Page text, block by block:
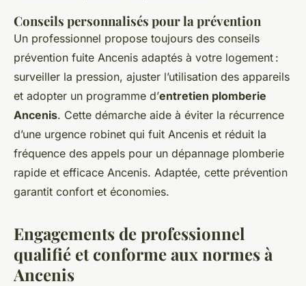
Conseils personnalisés pour la prévention
Un professionnel propose toujours des conseils
prévention fuite Ancenis adaptés à votre logement :
surveiller la pression, ajuster l’utilisation des appareils
et adopter un programme d’entretien plomberie
Ancenis. Cette démarche aide à éviter la récurrence
d’une urgence robinet qui fuit Ancenis et réduit la
fréquence des appels pour un dépannage plomberie
rapide et efficace Ancenis. Adaptée, cette prévention
garantit confort et économies.
Engagements de professionnel
qualifié et conforme aux normes à
Ancenis